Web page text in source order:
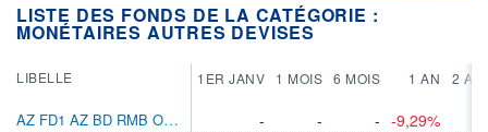
LISTE DES FONDS DE LA CATÉGORIE :
MONÉTAIRES AUTRES DEVISES
LIBELLE 1ER JANV 1 MOIS 6 MOIS 1 AN 2
AZ FD1 AZ BD RMB OPP A-INS HKD C - - - -9,29%